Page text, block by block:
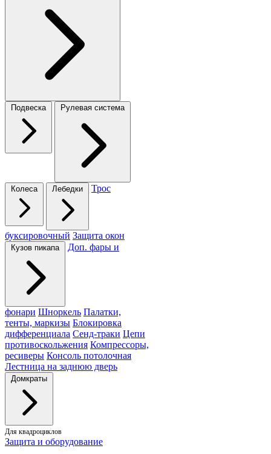
Подвеска Рулевая система
Колеса Лебедки Трос
буксировочный Защита окон
Кузов пикапа Доп. фары и
фонари Шноркель Палатки,
тенты, маркизы Блокировка
дифференциала Сенд-траки Цепи
противоскольжения Компрессоры,
ресиверы Консоль потолочная
Лестница на заднюю дверь
Домкраты
Для квадроциклов
Защита и оборудование